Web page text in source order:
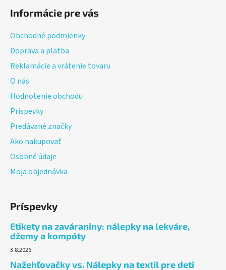
Informácie pre vás
Obchodné podmienky
Doprava a platba
Reklamácie a vrátenie tovaru
O nás
Hodnotenie obchodu
Príspevky
Predávané značky
Ako nakupovať
Osobné údaje
Moja objednávka
Príspevky
Etikety na zaváraniny: nálepky na lekváre,
džemy a kompóty
3.8.2026
Nažehľovačky vs. Nálepky na textil pre deti